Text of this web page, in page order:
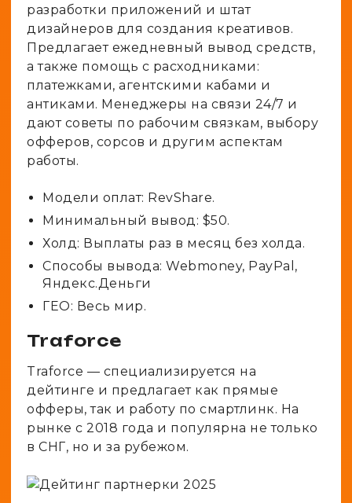
разработки приложений и штат
дизайнеров для создания креативов.
Предлагает ежедневный вывод средств,
а также помощь с расходниками:
платежками, агентскими кабами и
антиками. Менеджеры на связи 24/7 и
дают советы по рабочим связкам, выбору
офферов, сорсов и другим аспектам
работы.
Модели оплат: RevShare.
Минимальный вывод: $50.
Холд: Выплаты раз в месяц без холда.
Способы вывода: Webmoney, PayPal,
Яндекс.Деньги
ГЕО: Весь мир.
Traforce
Traforce — специализируется на
дейтинге и предлагает как прямые
офферы, так и работу по смартлинк. На
рынке с 2018 года и популярна не только
в СНГ, но и за рубежом.